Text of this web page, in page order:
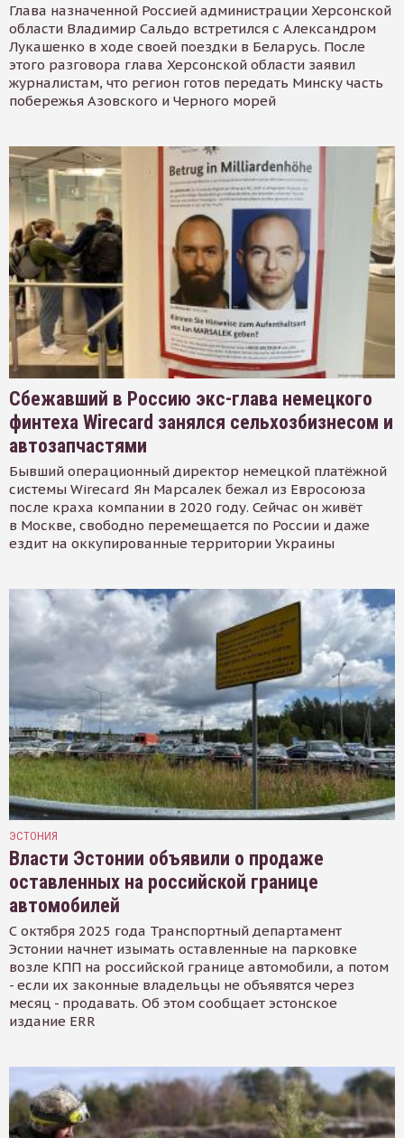
Глава назначенной Россией администрации Херсонской
области Владимир Сальдо встретился с Александром
Лукашенко в ходе своей поездки в Беларусь. После
этого разговора глава Херсонской области заявил
журналистам, что регион готов передать Минску часть
побережья Азовского и Черного морей
Сбежавший в Россию экс-глава немецкого
финтеха Wirecard занялся сельхозбизнесом и
автозапчастями
Бывший операционный директор немецкой платёжной
системы Wirecard Ян Марсалек бежал из Евросоюза
после краха компании в 2020 году. Сейчас он живёт
в Москве, свободно перемещается по России и даже
ездит на оккупированные территории Украины
ЭСТОНИЯ
Власти Эстонии объявили о продаже
оставленных на российской границе
автомобилей
С октября 2025 года Транспортный департамент
Эстонии начнет изымать оставленные на парковке
возле КПП на российской границе автомобили, а потом
- если их законные владельцы не объявятся через
месяц - продавать. Об этом сообщает эстонское
издание ERR